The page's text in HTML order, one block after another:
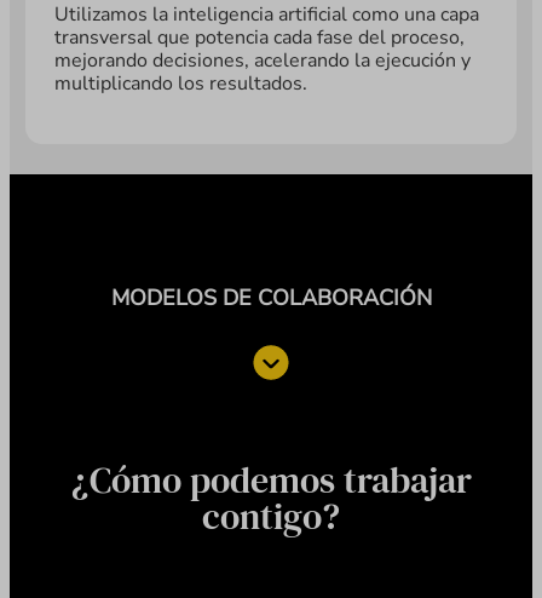
Utilizamos la inteligencia artificial como una capa
transversal que potencia cada fase del proceso,
mejorando decisiones, acelerando la ejecución y
multiplicando los resultados.
MODELOS DE COLABORACIÓN
¿Cómo podemos trabajar
contigo?